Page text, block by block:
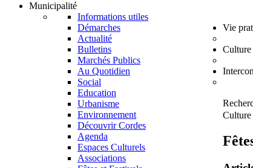
Municipalité
Informations utiles
Démarches
Actualité
Bulletins
Marchés Publics
Vie
Au Quotidien
Social
Education
Urbanisme
Environnement
Découvrir Cordes
Agenda
Espaces Culturels
Associations
Culture